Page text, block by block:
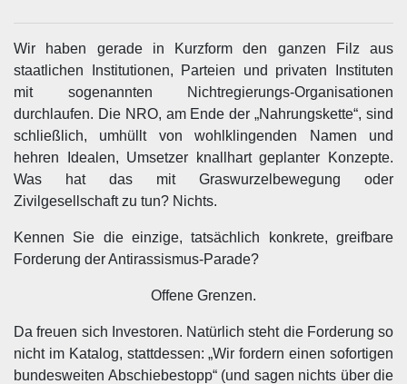
Wir haben gerade in Kurzform den ganzen Filz aus
staatlichen Institutionen, Parteien und privaten Instituten
mit sogenannten Nichtregierungs-Organisationen
durchlaufen. Die NRO, am Ende der „Nahrungskette“, sind
schließlich, umhüllt von wohlklingenden Namen und
hehren Idealen, Umsetzer knallhart geplanter Konzepte.
Was hat das mit Graswurzelbewegung oder
Zivilgesellschaft zu tun? Nichts.
Kennen Sie die einzige, tatsächlich konkrete, greifbare
Forderung der Antirassismus-Parade?
Offene Grenzen.
Da freuen sich Investoren. Natürlich steht die Forderung so
nicht im Katalog, stattdessen: „Wir fordern einen sofortigen
bundesweiten Abschiebestopp“ (und sagen nichts über die